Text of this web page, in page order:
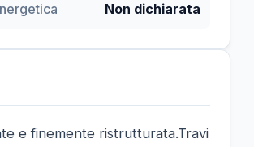
Non dichiarata
e finemente ristrutturata.Travi